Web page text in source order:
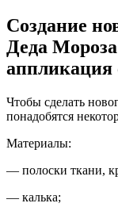
Создание
Деда
Чтобы сделать
понадобятся
Материалы:
— полоски ткани,
— калька;